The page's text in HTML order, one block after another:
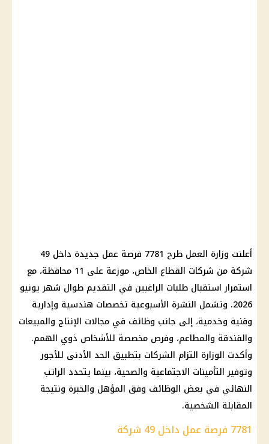
أعلنت وزارة العمل طرح 7781 فرصة عمل جديدة داخل 49
شركة من شركات القطاع الخاص، موزعة على 11 محافظة، مع
استمرار استقبال طلبات الراغبين في التقديم طوال شهر يونيو
2026. وتشمل النشرة الأسبوعية تخصصات هندسية وإدارية
وفنية وخدمية، إلى جانب وظائف في مجالات الإنتاج والمبيعات
والفندقة والمطاعم، وفرص مخصصة للأشخاص ذوي الهمم.
وأكدت الوزارة التزام الشركات بتطبيق الحد الأدنى للأجور
وتوفير التأمينات الاجتماعية والصحية، بينما يتحدد الراتب
النهائي في بعض الوظائف وفق المؤهل والخبرة ونتيجة
المقابلة الشخصية.
7781 فرصة عمل داخل 49 شركة